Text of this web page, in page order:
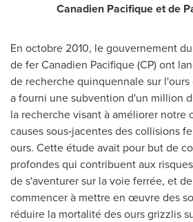
Canadien Pacifique et de
En octobre 2010, le gouvernement du
defer Canadien Pacifique (CP) ont
de recherche quinquennale sur l'ours
a fourni une subvention d'un million
la recherche visant à améliorer notre
causes sous‑jacentes des collisions
ours. Cette étude avait pour but de
profondes qui contribuent aux
de s'aventurer sur la voie ferrée, et
commencer à mettre en œuvre des
réduire la mortalité des ours grizzlis